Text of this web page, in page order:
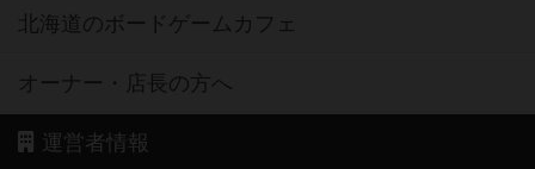
北海道のボードゲームカフェ
オーナー・店長の方へ
運営者情報